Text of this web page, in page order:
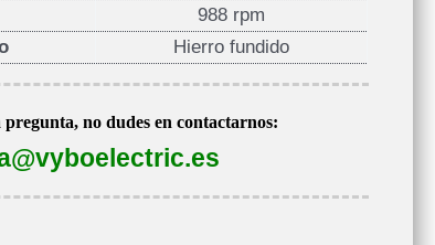
988 rpm
Hierro fundido
pregunta, no dudes en contactarnos: